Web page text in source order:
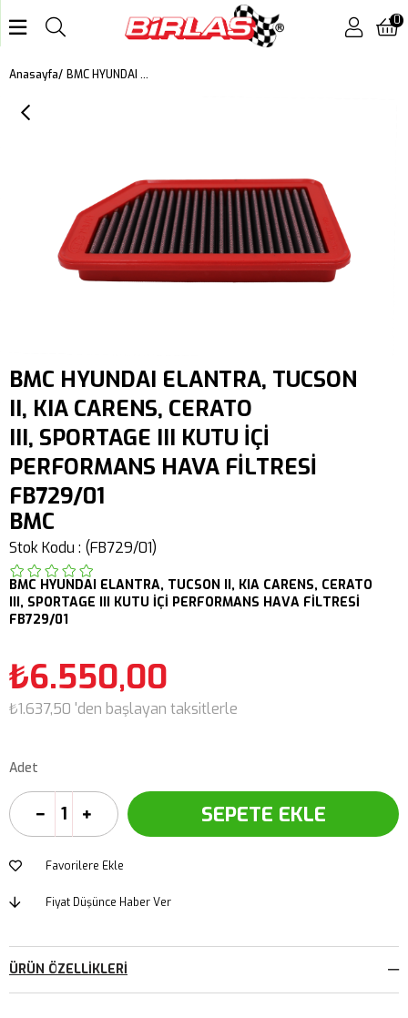
0
Anasayfa BMC HYUNDAI ELANTRA, TUCSON II, KIA CARENS, CERATO III, SPORTAGE III KUTU İÇİ PERFORMANS HAVA FİLTRESİ FB729/01
BMC HYUNDAI ELANTRA, TUCSON
II, KIA CARENS, CERATO
III, SPORTAGE III KUTU İÇİ
PERFORMANS HAVA FİLTRESİ
FB729/01
BMC
Stok Kodu (FB729/01)
BMC HYUNDAI ELANTRA, TUCSON II, KIA CARENS, CERATO
III, SPORTAGE III KUTU İÇİ PERFORMANS HAVA FİLTRESİ
FB729/01
₺6.550,00
₺1.637,50 'den başlayan taksitlerle
Adet
Favorilere Ekle
Fiyat Düşünce Haber Ver
ÜRÜN ÖZELLIKLERI